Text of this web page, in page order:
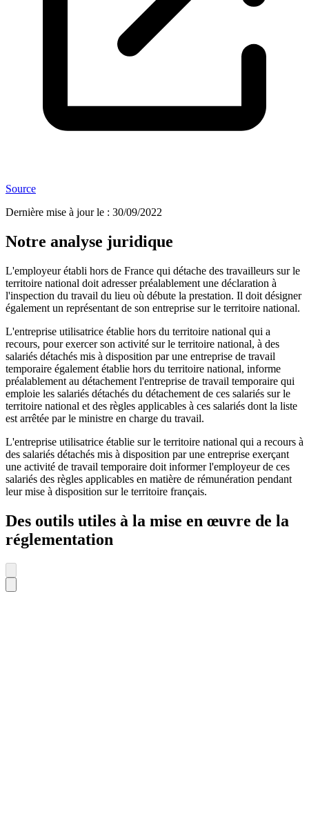
Source
Dernière mise à jour le : 30/09/2022
Notre analyse juridique
L'employeur établi hors de France qui détache des travailleurs sur le
territoire national doit adresser préalablement une déclaration à
l'inspection du travail du lieu où débute la prestation. Il doit désigner
également un représentant de son entreprise sur le territoire national.
L'entreprise utilisatrice établie hors du territoire national qui a
recours, pour exercer son activité sur le territoire national, à des
salariés détachés mis à disposition par une entreprise de travail
temporaire également établie hors du territoire national, informe
préalablement au détachement l'entreprise de travail temporaire qui
emploie les salariés détachés du détachement de ces salariés sur le
territoire national et des règles applicables à ces salariés dont la liste
est arrêtée par le ministre en charge du travail.
L'entreprise utilisatrice établie sur le territoire national qui a recours à
des salariés détachés mis à disposition par une entreprise exerçant
une activité de travail temporaire doit informer l'employeur de ces
salariés des règles applicables en matière de rémunération pendant
leur mise à disposition sur le territoire français.
Des outils utiles à la mise en œuvre de la
réglementation